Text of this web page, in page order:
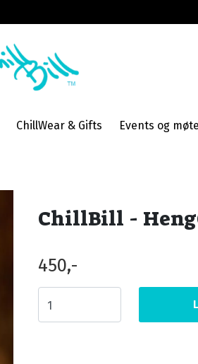
ChillWear & Gifts Events og
ChillBill -
450,-